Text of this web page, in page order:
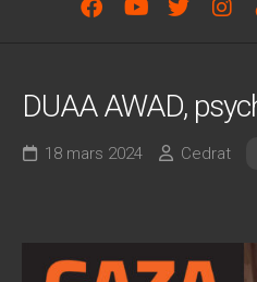
DUAA AWAD,
18 mars 2024 Cedrat